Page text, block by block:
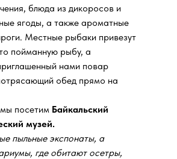
блюда из дикоросов и
ягоды, а также ароматные
Местные рыбаки привезут
пойманную рыбу, а
нами повар
обед прямо на
посетим Байкальский
музей.
пыльные экспонаты, а
где обитают осетры,